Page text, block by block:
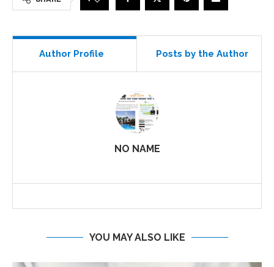
Author Profile Posts by the Author
NO NAME
YOU MAY ALSO LIKE